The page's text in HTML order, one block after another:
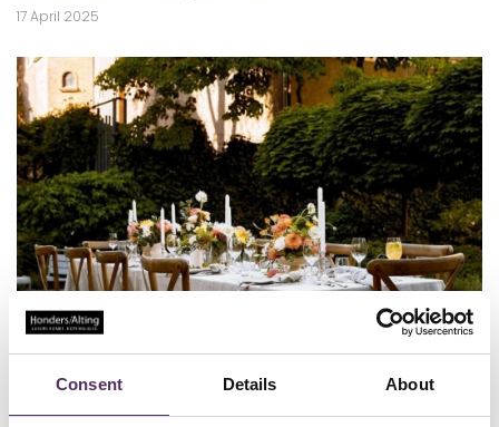
Consent Details About
17 April 2025